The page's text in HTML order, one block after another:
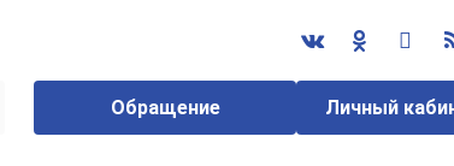
Обращение Личный